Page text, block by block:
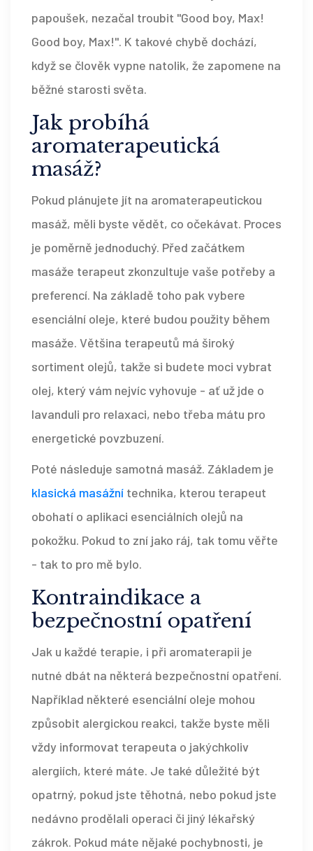
papoušek, nezačal troubit "Good boy, Max!
Good boy, Max!". K takové chybě dochází,
když se člověk vypne natolik, že zapomene na
běžné starosti světa.
Jak probíhá
aromaterapeutická
masáž?
Pokud plánujete jít na aromaterapeutickou
masáž, měli byste vědět, co očekávat. Proces
je poměrně jednoduchý. Před začátkem
masáže terapeut zkonzultuje vaše potřeby a
preferencí. Na základě toho pak vybere
esenciální oleje, které budou použity během
masáže. Většina terapeutů má široký
sortiment olejů, takže si budete moci vybrat
olej, který vám nejvíc vyhovuje - ať už jde o
lavanduli pro relaxaci, nebo třeba mátu pro
energetické povzbuzení.
Poté následuje samotná masáž. Základem je
klasická masážní technika, kterou terapeut
obohatí o aplikaci esenciálních olejů na
pokožku. Pokud to zní jako ráj, tak tomu věřte
- tak to pro mě bylo.
Kontraindikace a
bezpečnostní opatření
Jak u každé terapie, i při aromaterapii je
nutné dbát na některá bezpečnostní opatření.
Například některé esenciální oleje mohou
způsobit alergickou reakci, takže byste měli
vždy informovat terapeuta o jakýchkoliv
alergiích, které máte. Je také důležité být
opatrný, pokud jste těhotná, nebo pokud jste
nedávno prodělali operaci či jiný lékařský
zákrok. Pokud máte nějaké pochybnosti, je